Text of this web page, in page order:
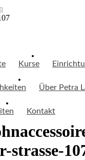
Kurse
Über Petra
Kontakt
strasse-